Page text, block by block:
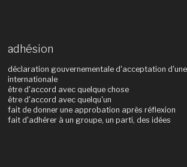
adhésion
déclaration gouvernementale d'acceptation
internationale
être d'accord avec quelque chose
être d'accord avec quelqu'un
fait de donner une approbation après réflexion
fait d'adhérer à un groupe, un parti, des idées